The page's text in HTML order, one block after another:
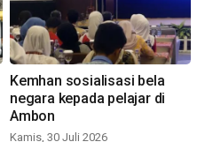
Kemhan sosialisasi bela
negara kepada pelajar di
Ambon
Kamis, 30 Juli 2026